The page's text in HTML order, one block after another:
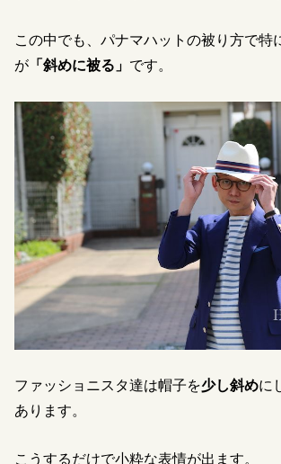
この中でも、パナマハットの被り方で特
が 「斜めに被る」 です。
ファッショニスタ達は帽子を少し斜めに
あります。
こうするだけで小粋な表情が出ます。